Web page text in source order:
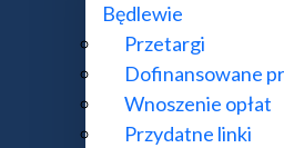
Będlewie
Przetargi
Dofinansowane
Wnoszenie opłat
Przydatne linki